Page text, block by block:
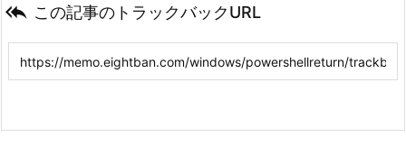
 この記事のトラックバックURL